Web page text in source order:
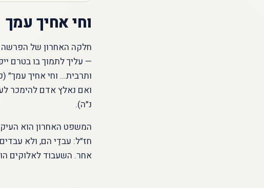
וחי אחיך עמך
חלקה האחרון של הפרשה
— עליך לתמוך בו בטרם
ותרבית... וחי אחיך עמך״
ואם נאלץ אדם להימכר
נ״ה).
המשפט האחרון הוא
חז״ל: עבדַי הם, ולא
אחר. השעבוד לאלוקים